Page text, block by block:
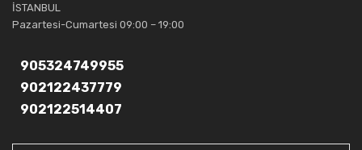
güvenebileceğiniz bir tercihtir.
İSTANBUL
Pazartesi-Cumartesi 09:00 – 19:00
905324749955
902122437779
902122514407